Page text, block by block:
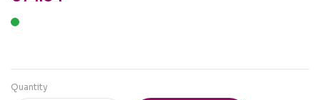
Quantity